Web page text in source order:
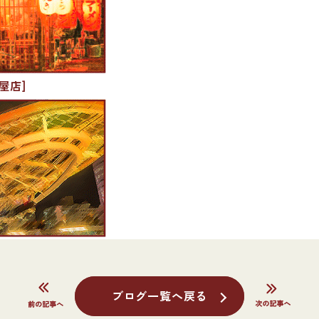
店]
ブログ一覧へ戻る